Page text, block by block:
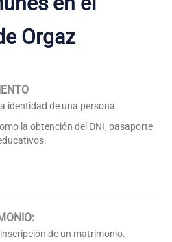
Orgaz
identidad de una persona.
la obtención del DNI, pasaporte
de un matrimonio.